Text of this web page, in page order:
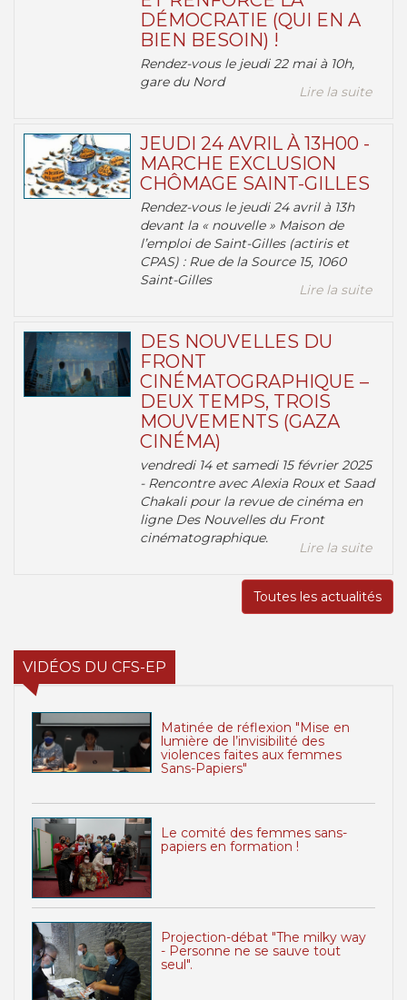
DÉMOCRATIE (QUI EN A
BIEN BESOIN) !
Rendez-vous le jeudi 22 mai à 10h,
gare du Nord
Lire la suite
JEUDI 24 AVRIL À 13H00 -
MARCHE EXCLUSION
CHÔMAGE SAINT-GILLES
Rendez-vous le jeudi 24 avril à 13h
devant la « nouvelle » Maison de
l’emploi de Saint-Gilles (actiris et
CPAS) : Rue de la Source 15, 1060
Saint-Gilles
Lire la suite
DES NOUVELLES DU
FRONT
CINÉMATOGRAPHIQUE –
DEUX TEMPS, TROIS
MOUVEMENTS (GAZA
CINÉMA)
vendredi 14 et samedi 15 février 2025
- Rencontre avec Alexia Roux et Saad
Chakali pour la revue de cinéma en
ligne Des Nouvelles du Front
cinématographique.
Lire la suite
Toutes les actualités
VIDÉOS DU CFS-EP
Matinée de réflexion "Mise en
lumière de l’invisibilité des
violences faites aux femmes
Sans-Papiers"
Le comité des femmes sans-
papiers en formation !
Projection-débat "The milky way
- Personne ne se sauve tout
seul".